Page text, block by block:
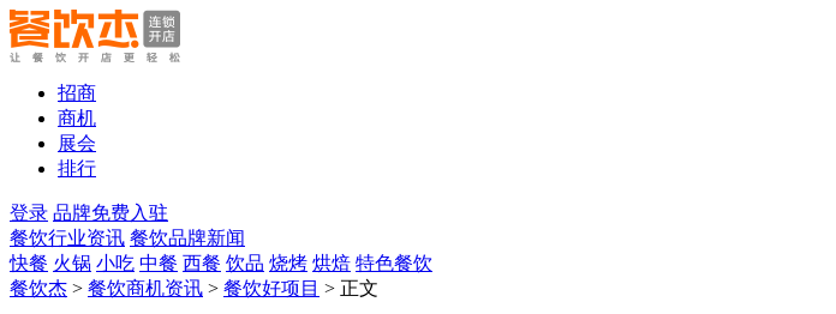
招商
商机
展会
排行
登录 品牌免费入驻
餐饮行业资讯 餐饮品牌新闻
快餐 火锅 小吃 中餐 西餐 饮品 烧烤 烘焙 特色餐饮
餐饮杰 > 餐饮商机资讯 > 餐饮好项目 > 正文